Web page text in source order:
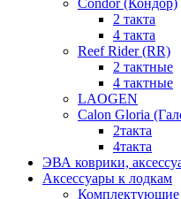
2 такта
4 такта
Reef Rider (RR)
2 тактные
4 тактные
LAOGEN
Calon Gloria
2такта
4такта
ЭВА коврики,
Аксессуары к лодкам